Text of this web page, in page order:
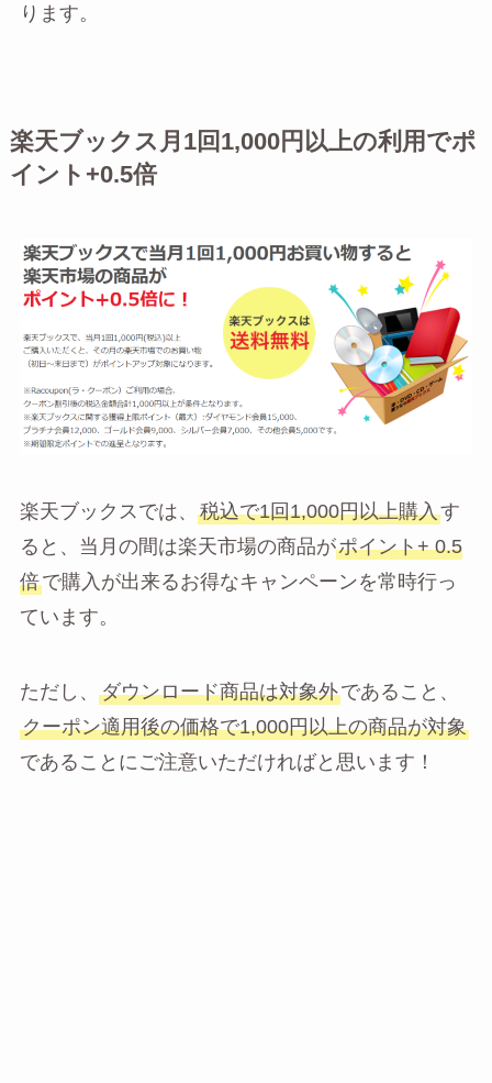
ります。
楽天ブックス月1回1,000円以上の利用でポ
イント+0.5倍
楽天ブックスでは、 税込で1回1,000円以上購入す
ると、当月の間は楽天市場の商品がポイント+ 0.5
倍で購入が出来るお得なキャンペーンを常時行っ
ています。
ただし、 ダウンロード商品は対象外であること、
クーポン適用後の価格で1,000円以上の商品が対象
であることにご注意いただければと思います！